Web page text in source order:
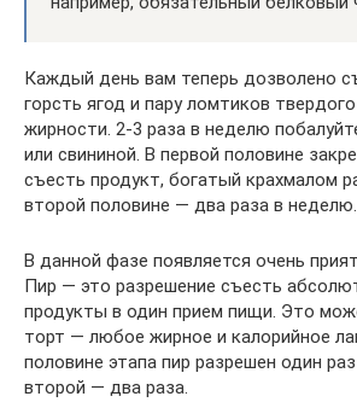
Каждый день вам теперь дозволено
горсть ягод и пару ломтиков
жирности. 2-3 раза в неделю
или свининой. В первой половине
съесть продукт, богатый крахмалом
второй половине — два раза в неделю.
В данной фазе появляется очень
Пир — это разрешение съесть
продукты в один прием пищи. Это
торт — любое жирное и калорийное
половине этапа пир разрешен один
второй — два раза.